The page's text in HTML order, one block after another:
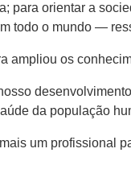
para orientar a
todo o mundo —
ampliou os
da população
um profissional